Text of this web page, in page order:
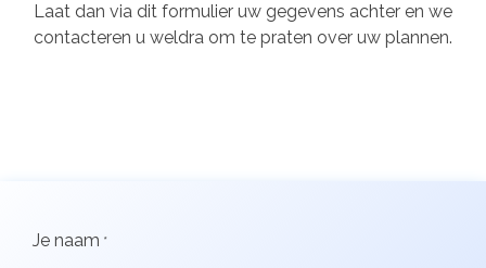
Laat dan via dit formulier uw gegevens achter en we
contacteren u weldra om te praten over uw plannen.
Je naam *